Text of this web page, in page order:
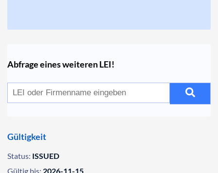
Abfrage eines weiteren LEI!
Gültigkeit
Status: ISSUED
Gültig bis: 2026-11-15